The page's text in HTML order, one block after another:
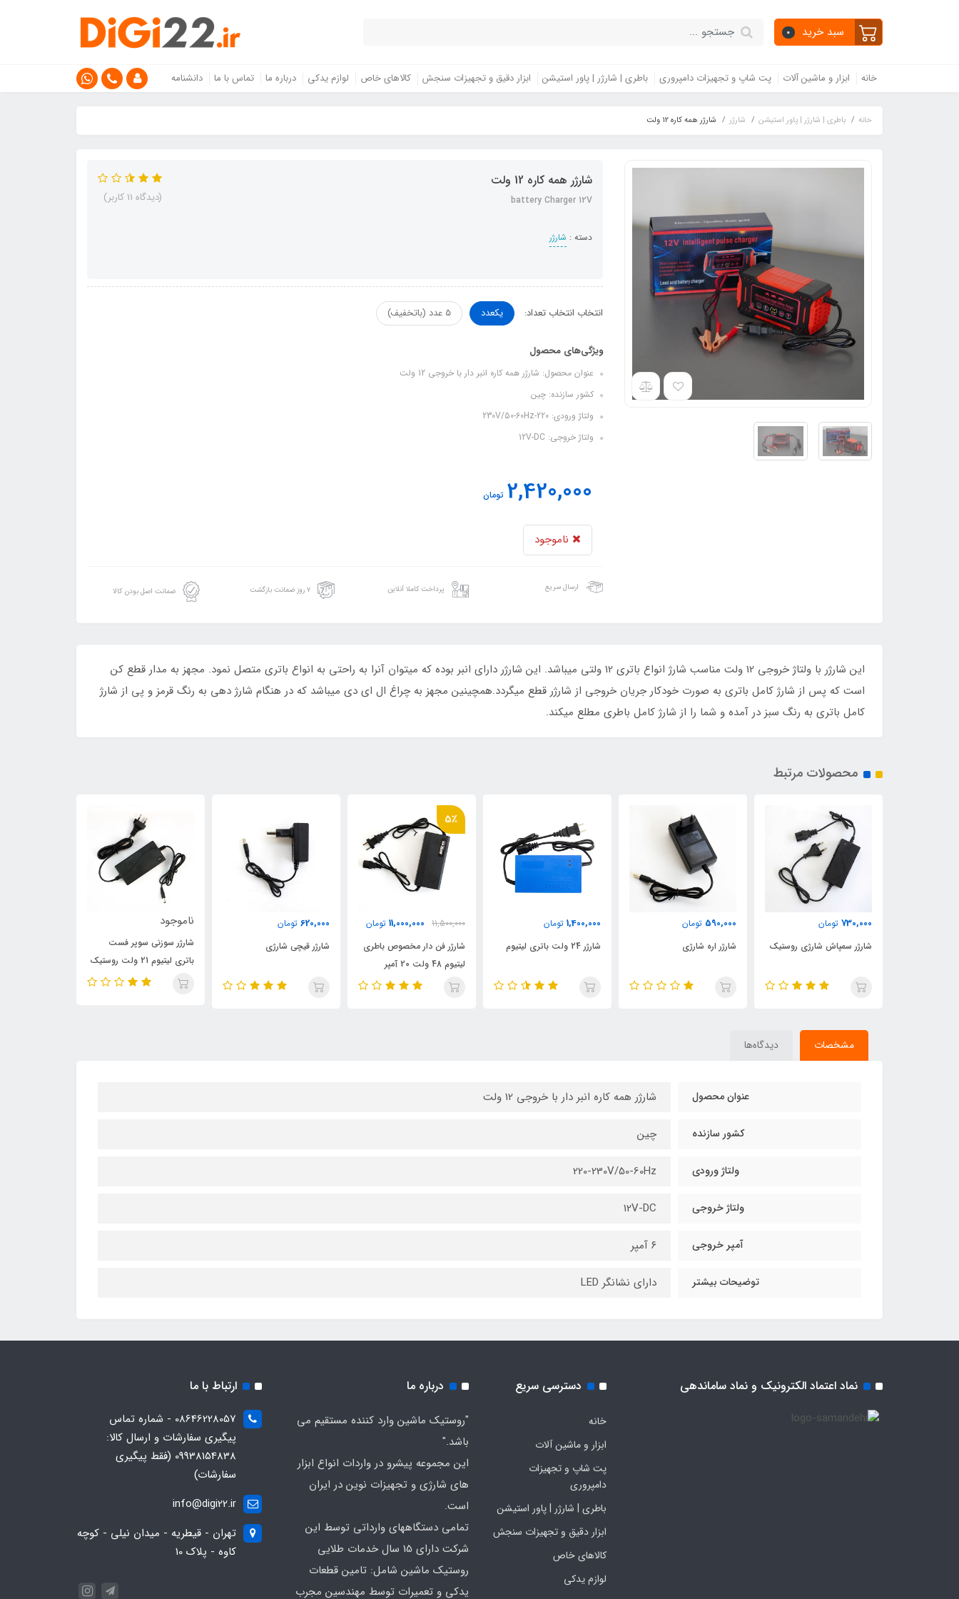
سبد خرید 0
خانه ابزار و ماشین آلات پت شاپ و تجهیزات دامپروری باطری | شارژر | پاور استیشن ابزار دقیق و تجهیزات سنجش کالاهای خاص لوازم یدکی درباره ما تماس با ما دانشنامه
خانه باطری | شارژر | پاور استیشن شارژر شارژر همه کاره 12 ولت
شارژر همه کاره 12 ولت
battery Charger 12V
دسته : شارژر
(دیدگاه 11 کاربر)
انتخاب انتخاب تعداد: یکعدد 5 عدد (باتخفیف)
ویژگی‌های محصول
عنوان محصول: شارژر همه کاره انبر دار با خروجی 12 ولت
کشور سازنده: چین
ولتاژ ورودی: 220-230V/50-60Hz
ولتاژ خروجی: 12V-DC
2,420,000 تومان
ناموجود
ارسال سریع پرداخت کاملا آنلاین ۷ روز ضمانت بازگشت ضمانت اصل بودن کالا
این شارژر با ولتاژ خروجی 12 ولت مناسب شارژ انواع باتری 12 ولتی میباشد. این شارژر دارای انبر بوده که میتوان آنرا به راحتی به انواع باتری متصل نمود. مجهز به مدار قطع کن
است که پس از شارژ کامل باتری به صورت خودکار جریان خروجی از شارژر قطع میگردد.همچینین مجهز به چراغ ال ای دی میباشد که در هنگام شارژ دهی به رنگ قرمز و پی از شارژ
کامل باتری به رنگ سبز در آمده و شما را از شارژ کامل باطری مطلع میکند.
محصولات مرتبط
590,000 تومان
شارژر اره شارژی
1,400,000 تومان
شارژر 24 ولت باتری لیتیوم
5٪
11,500,000
11,000,000
شارژر فن دار مخصوص باطری
620,000 تومان
شارژر قیچی شارژی
ناموجود
شارژر سوزنی سوپر فست
ناموجود
شارژر سوزنی 42 ولت
مخصوص باتری لیتیومی
مشخصات دیدگاه‌ها
عنوان محصول شارژر همه کاره انبر دار با خروجی 12 ولت
کشور سازنده چین
ولتاژ ورودی 220-230V/50-60Hz
ولتاژ خروجی 12V-DC
آمپر خروجی ۶ آمپر
توضیحات بیشتر دارای نشانگر LED
نماد اعتماد الکترونیک و نماد ساماندهی دسترسی سریع
خانه
ابزار و ماشین آلات
پت شاپ و تجهیزات
دامپروری
باطری | شارژر | پاور استیشن
ابزار دقیق و تجهیزات سنجش
کالاهای خاص
لوازم یدکی
درباره ما
"روستیک ماشین وارد کننده مستقیم می
باشد."
این مجموعه پیشرو در واردات انواع ابزار
های شارژی و تجهیزات نوین در ایران
است.
تمامی دستگاههای وارداتی توسط این
شرکت دارای 15 سال خدمات طلایی
روستیک ماشین شامل: تامین قطعات
یدکی و تعمیرات توسط مهندسین مجرب
ارتباط با ما
08646228057 - شماره تماس
پیگیری سفارشات و ارسال کالا:
09938154838 (فقط پیگیری
سفارشات)
info@digi22.ir
تهران - قیطریه - میدان نیلی - کوچه
کاوه - پلاک 10